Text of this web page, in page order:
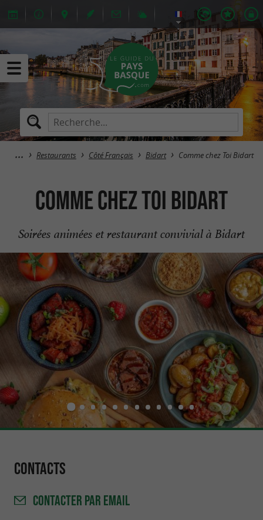
Restaurants Côté Français Bidart Comme chez Toi Bidart
Comme chez Toi Bidart
Soirées animées et restaurant convivial à Bidart
Contacts
CONTACTER PAR EMAIL